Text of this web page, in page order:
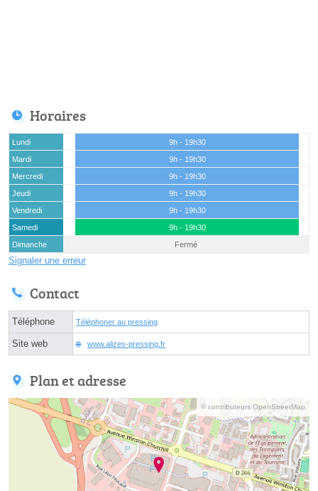
Horaires
Lundi
9h - 19h30
Mardi
9h - 19h30
Mercredi
9h - 19h30
Jeudi
9h - 19h30
Vendredi
9h - 19h30
Samedi
9h - 19h30
Dimanche
Fermé
Signaler une erreur
Contact
Téléphone Téléphoner au pressing
Site web www.alizes-pressing.fr
Plan et adresse
© contributeurs OpenStreetMap